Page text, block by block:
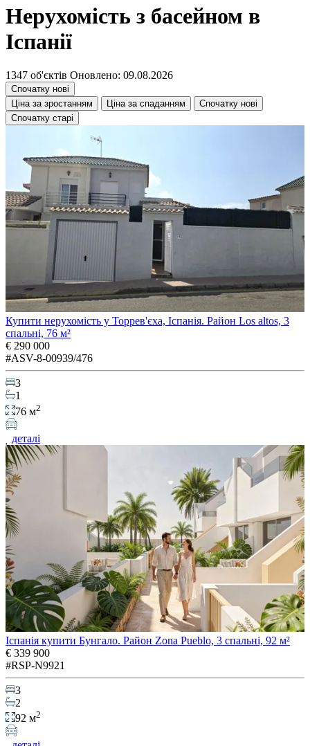
Нерухомість з басейном в
Іспанії
1347 об'єктів Оновлено: 09.08.2026
Спочатку нові
Ціна за зростанням
Ціна за спаданням
Спочатку нові
Спочатку старі
Купити нерухомість у Торрев'єха, Іспанія. Район Los altos, 3
спальні, 76 м²
€ 290 000
#ASV-8-00939/476
3
1
76 м2
деталі
Іспанія купити Бунгало. Район Zona Pueblo, 3 спальні, 92 м²
€ 339 900
#RSP-N9921
3
2
92 м2